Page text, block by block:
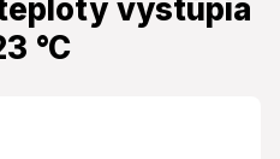
vystúpia
°C